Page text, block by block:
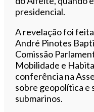
presidencial.
A revelação foi
André Pinotes
Comissão
Mobilidade e
conferência na
sobre geopolítica e
submarinos.